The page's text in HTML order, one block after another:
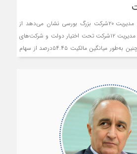
بررسی‌ وضعیت مالکیت و مدیریت ۲۰شرکت بزرگ بورسی نشان می‌دهد از
میان این شرکت‌ها دست‌کم مدیریت ۱۲شرکت تحت اختیار دولت و شرکت‌های
وابسته به دولت است. همچنین به‌طور میانگین مالکیت ۵۴.۴۵درصد از سهام
دولت در امور و مدیریت شرکت‌های
با هدف شعار سال مبنی بر «رونق تولید با
می‌رسد با وجود مزیت‌های کنترل شرکت‌های
بر بخش‌های بزرگ اقتصادی، انگیزه‌ای برای
نخواهد بود. همچنین فضای ایجادشده در
به‌گونه‌ای است که فعالان بخش‌ خصوصی یا
انصراف داده و شرکت‌های بزرگ همچنان در